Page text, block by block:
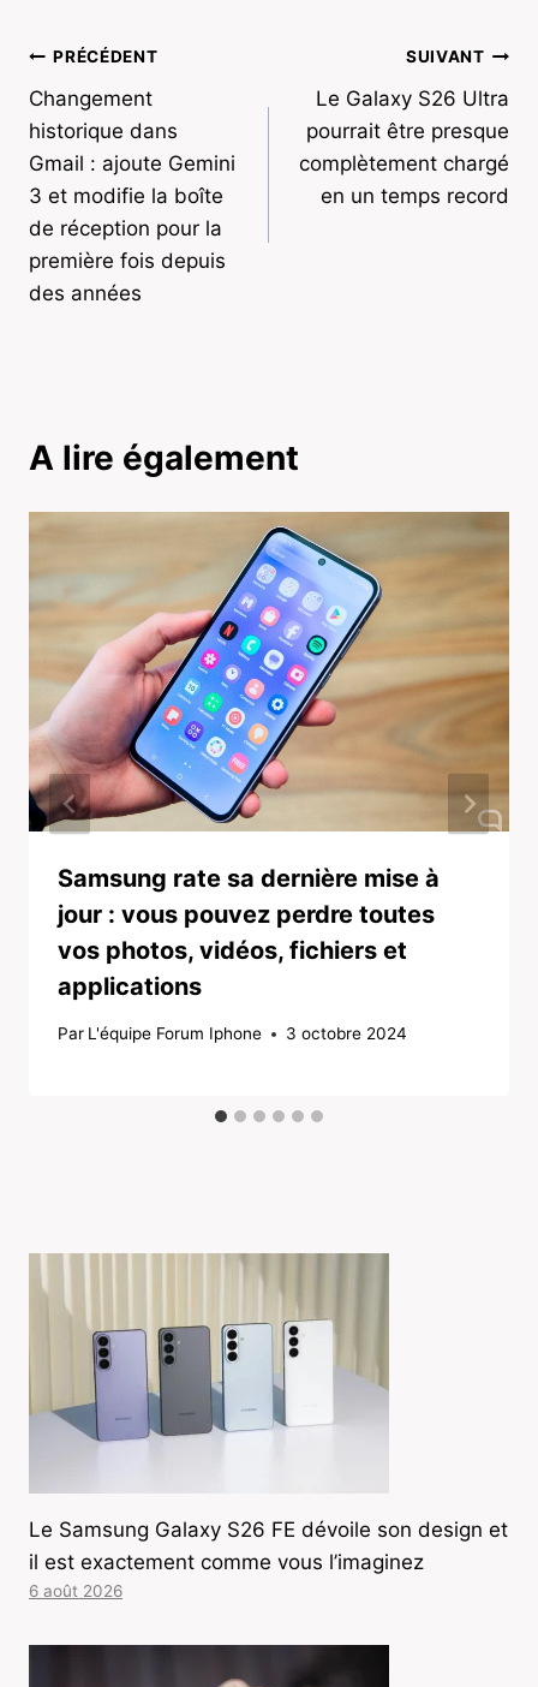
Navigation
de
l’article
PRÉCÉDENT
Changement
historique dans
Gmail : ajoute Gemini
3 et modifie la boîte
de réception pour la
première fois depuis
des années
SUIVANT
Le Galaxy S26 Ultra
pourrait être presque
complètement chargé
en un temps record
A lire également
Samsung rate sa dernière mise à
jour : vous pouvez perdre toutes
vos photos, vidéos, fichiers et
applications
Par L'équipe Forum Iphone 3 octobre 2024
Le Samsung Galaxy S26 FE dévoile son design et
il est exactement comme vous l’imaginez
6 août 2026